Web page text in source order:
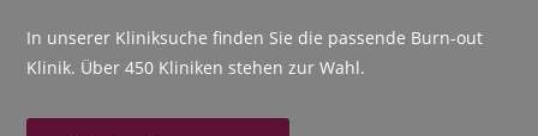
In unserer Kliniksuche finden Sie die passende Burn-out
Klinik. Über 450 Kliniken stehen zur Wahl.